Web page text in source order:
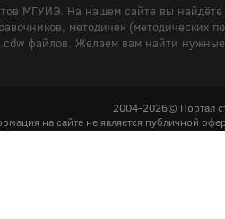
МГУИЭ. На нашем сайте вы
методичек (методических
файлов. Желаем вам найти
2004-2026© Портал
на сайте не является публичной